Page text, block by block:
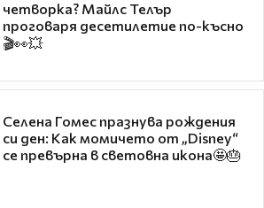
четворка? Майлс Телър
проговаря десетилетие по-късно
🎬👀💥
Селена Гомес празнува рождения
си ден: Как момичето от „Disney“
се превърна в световна икона🤩🎂